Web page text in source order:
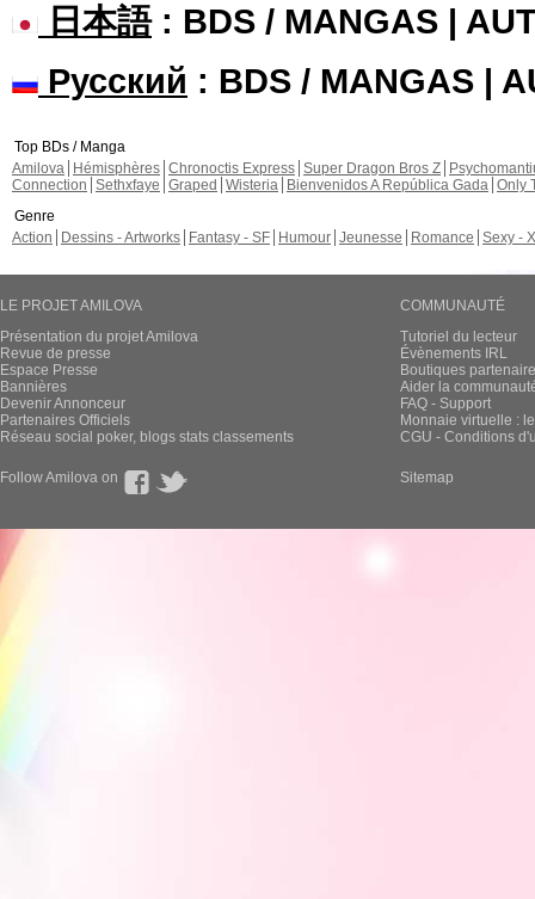
日本語: BDS / MANGAS |
Русский : BDS / MANGAS |
Top BDs / Manga
Amilova
Hémisphères Chronoctis Express Super Dragon Bros Z
Connection Sethxfaye Graped Wisteria Bienvenidos A República Gada Only
Genre
Action
Dessins - Artworks Fantasy - SF Humour Jeunesse Romance Sexy -
LE PROJET AMILOVA
Présentation du projet Amilova
Revue de presse
Espace Presse
Bannières
Devenir Annonceur
Partenaires Officiels
Réseau social poker, blogs stats classements
COMMUNAUTÉ
Tutoriel du lecteur
Évènements IRL
Boutiques
Aider la
FAQ - Support
Monnaie virtuelle :
CGU - Conditions
Follow Amilova on Sitemap